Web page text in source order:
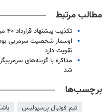
مطالب مرتبط
تکذیب پیشنهاد قرارداد ۴۰ میلیاردی به بیرانوند
تقویت دارد
مذاکره با گزینه‌های
شد
برچسب‌ها
تیم فوتبال پرسپولیس